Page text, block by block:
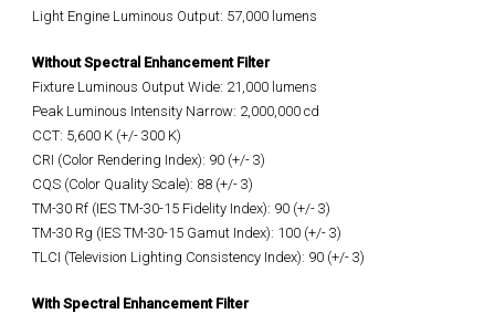
Light Engine Luminous Output: 57,000 lumens
Without Spectral Enhancement Filter
Fixture Luminous Output Wide: 21,000 lumens
Peak Luminous Intensity Narrow: 2,000,000 cd
CCT: 5,600 K (+/- 300 K)
CRI (Color Rendering Index): 90 (+/- 3)
CQS (Color Quality Scale): 88 (+/- 3)
TM-30 Rf (IES TM-30-15 Fidelity Index): 90 (+/- 3)
TM-30 Rg (IES TM-30-15 Gamut Index): 100 (+/- 3)
TLCI (Television Lighting Consistency Index): 90 (+/- 3)
With Spectral Enhancement Filter